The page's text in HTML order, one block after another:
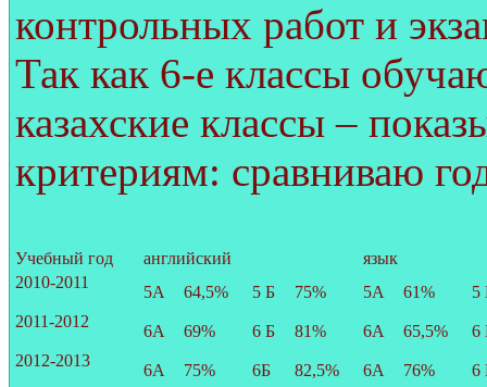
контрольных работ и
Так как 6-е классы
казахские классы –
критериям: сравниваю
Учебный год английский
язык
2010-2011
5А 64,5% 5 Б 75% 5А 61%
5
2011-2012
6А 69% 6 Б 81% 6А 65,5%
6
2012-2013
6А 75% 6Б 82,5% 6А 76% 6